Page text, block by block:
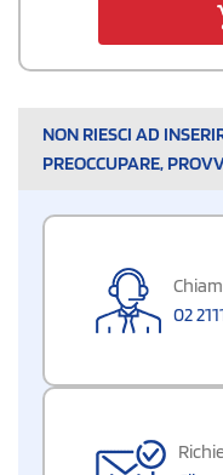
NON RIESCI AD
PREOCCUPARE,
02